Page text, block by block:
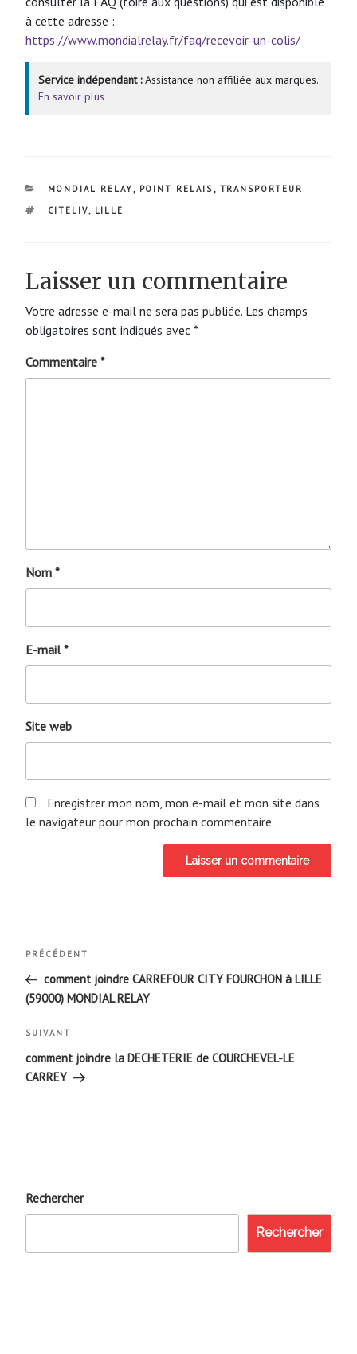
à cette adresse :
https://www.mondialrelay.fr/faq/recevoir-un-colis/
Service indépendant :Assistance non affiliée aux marques.
En savoir plus
CATÉGORIES
MONDIAL RELAY , POINT RELAIS , TRANSPORTEUR
ÉTIQUETTES
CITELIV, LILLE
Laisser un commentaire
Votre adresse e-mail ne sera pas publiée. Les champs
obligatoires sont indiqués avec *
Commentaire *
Nom *
E-mail*
Site web
Enregistrer mon nom, mon e-mail et mon site dans
le navigateur pour mon prochain commentaire.
Navigation
de
l’article
Article
précédent
PRÉCÉDENT
comment joindre CARREFOUR CITY FOURCHON à LILLE
(59000) MONDIAL RELAY
Article
suivant
SUIVANT
comment joindre la DECHETERIE de COURCHEVEL-LE
CARREY
Rechercher
Rechercher